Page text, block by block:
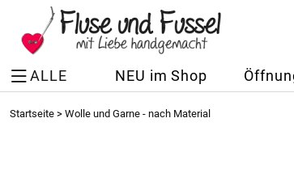
ALLE NEU im Shop
Startseite > Wolle und Garne - nach Material